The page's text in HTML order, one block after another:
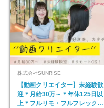
株式会社SUNRISE
【動画クリエイター】未経験歓
迎＊月給30万～＊年休125日以
上＊フルリモ・フルフレックス